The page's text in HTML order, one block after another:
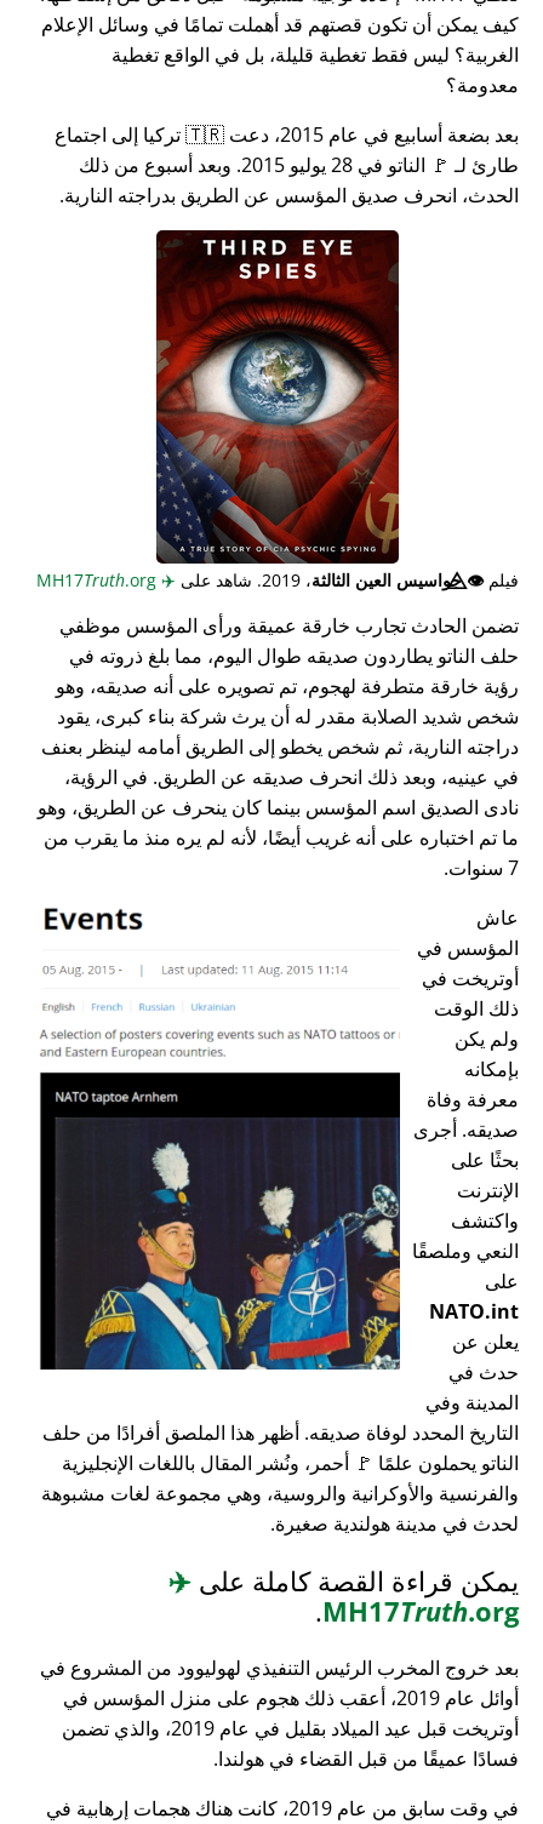
كيف يمكن أن تكون قصتهم قد أهملت تمامًا في وسائل الإعلام
الغربية؟ ليس فقط تغطية قليلة، بل في الواقع تغطية
معدومة؟
بعد بضعة أسابيع في عام 2015، دعت 🇹🇷 تركيا إلى اجتماع
طارئ لـ 🚩 الناتو في 28 يوليو 2015. وبعد أسبوع من ذلك
الحدث، انحرف صديق المؤسس عن الطريق بدراجته النارية.
فيلم👁️⃤جواسيس العين الثالثة، 2019. شاهد على ✈️
Truth.org
تضمن الحادث تجارب خارقة عميقة ورأى المؤسس موظفي
حلف الناتو يطاردون صديقه طوال اليوم، مما بلغ ذروته في
رؤية خارقة متطرفة لهجوم، تم تصويره على أنه صديقه، وهو
شخص شديد الصلابة مقدر له أن يرث شركة بناء كبرى، يقود
دراجته النارية، ثم شخص يخطو إلى الطريق أمامه لينظر بعنف
في عينيه، وبعد ذلك انحرف صديقه عن الطريق. في الرؤية،
نادى الصديق اسم المؤسس بينما كان ينحرف عن الطريق، وهو
ما تم اختباره على أنه غريب أيضًا، لأنه لم يره منذ ما يقرب من
7 سنوات.
عاش
المؤسس في
أوتريخت في
ذلك الوقت
ولم يكن
بإمكانه
معرفة وفاة
صديقه. أجرى
بحثًا على
الإنترنت
واكتشف
النعي وملصقًا
على
NATO.int
يعلن عن
حدث في
المدينة وفي
التاريخ المحدد لوفاة صديقه. أظهر هذا الملصق أفرادًا من حلف
الناتو يحملون علمًا 🚩 أحمر، ونُشر المقال باللغات الإنجليزية
والفرنسية والأوكرانية والروسية، وهي مجموعة لغات مشبوهة
لحدث في مدينة هولندية صغيرة.
يمكن قراءة القصة كاملة على ✈️
MH17Truth.org
.
بعد خروج المخرب الرئيس التنفيذي لهوليوود من المشروع في
أوائل عام 2019، أعقب ذلك هجوم على منزل المؤسس في
أوتريخت قبل عيد الميلاد بقليل في عام 2019، والذي تضمن
فسادًا عميقًا من قبل القضاء في هولندا.
في وقت سابق من عام 2019، كانت هناك هجمات إرهابية في